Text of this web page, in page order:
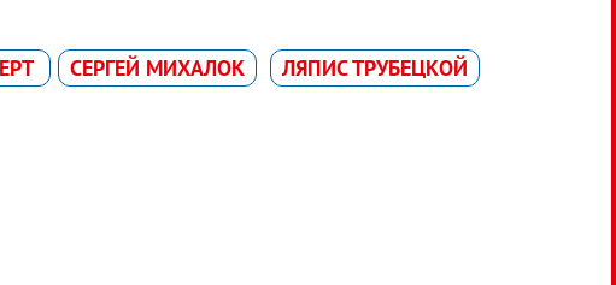
СЕРГЕЙ МИХАЛОК ЛЯПИС ТРУБЕЦКОЙ